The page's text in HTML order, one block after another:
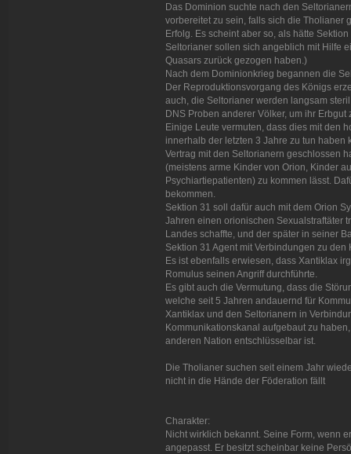
Das Dominion suchte nach den
vorbereitet zu sein, falls sich die Tholianer
Erfolg. Es scheint aber so, als hätte
Seltorianer sollen sich angeblich mit Hilfe
Quasars zurück gezogen haben.)
Nach dem Dominionkrieg begannen die
Der Reproduktionsvorgang des Königs
auch, die Seltorianer werden langsam
DNS Proben anderer Völker, um ihr Erbgut
Einige Leute vermuten, dass dies mit den
innerhalb der letzten 3 Jahre zu tun
Vertrag mit den Seltorianern geschlossen
(meistens arme Kinder von Orion, Kinder
Psychiartiepatienten) zu kommen lässt.
bekommen.
Sektion 31 soll dafür auch mit dem Orion
Jahren einen orionischen Sexualstraftäter
Landes schaffte, und der später in seiner
Sektion 31 Agent mit Verbindungen zu
Es ist ebenfalls erwiesen, dass Xantiklax
Romulus seinen Angriff durchführte.
Es gibt auch die Vermutung, dass die
welche seit 5 Jahren andauernd für
Xantiklax und den Seltorianern in
Kommunikationskanal aufgebaut zu
anderen Nation entschlüsselbar ist.
Die Tholianer suchen seit einem Jahr
nicht in die Hände der Föderation fällt
Charakter:
Nicht wirklich bekannt. Seine Form, wenn
angepasst. Er besitzt scheinbar keine